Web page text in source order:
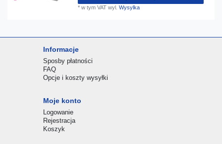
*w tym VAT wyl.Wysylka
Informacje
Sposby płatności
FAQ
Opcje i koszty wysyłki
Moje konto
Logowanie
Rejestracja
Koszyk